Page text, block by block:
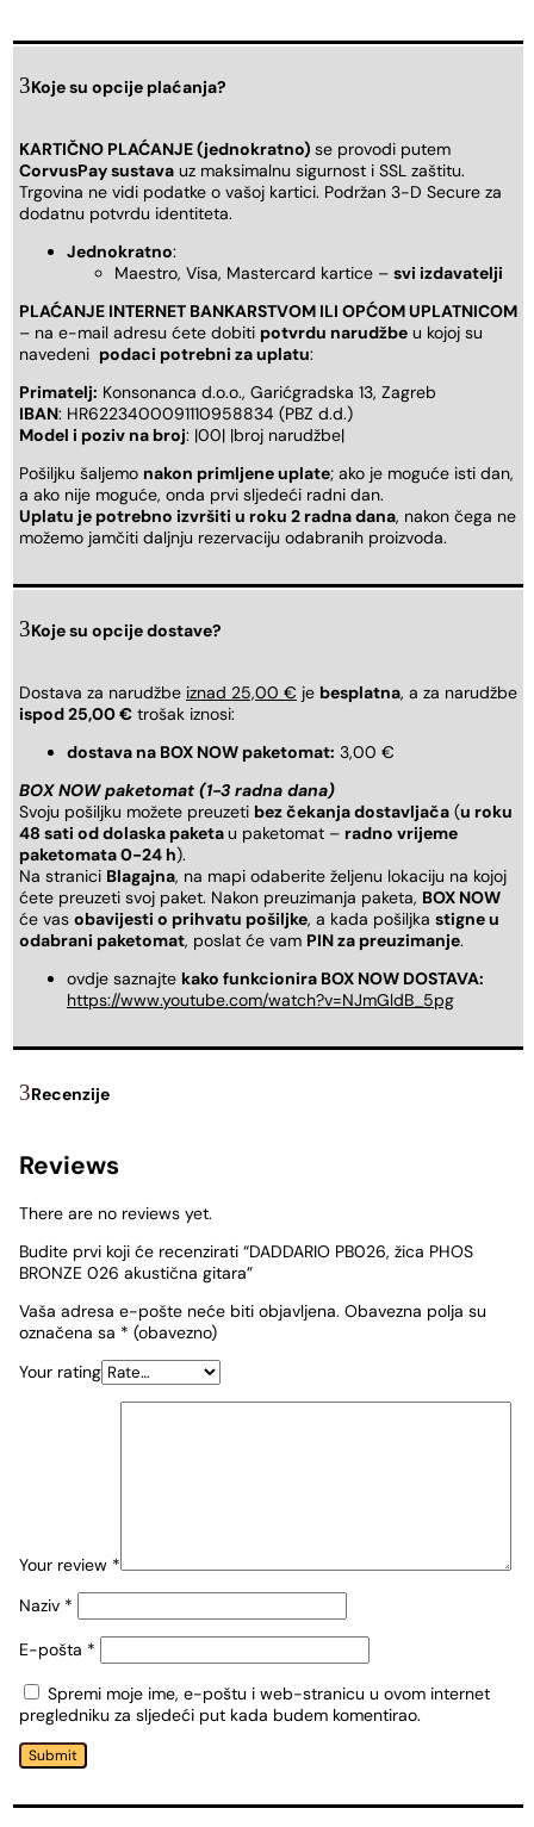
Koje su opcije plaćanja?
KARTIČNO PLAĆANJE (jednokratno) se provodi putem
CorvusPay sustava uz maksimalnu sigurnost i SSL zaštitu.
Trgovina ne vidi podatke o vašoj kartici. Podržan 3-D Secure za
dodatnu potvrdu identiteta.
Jednokratno:
Maestro, Visa, Mastercard kartice – svi izdavatelji
PLAĆANJE INTERNET BANKARSTVOM ILI OPĆOM UPLATNICOM
– na e-mail adresu ćete dobiti potvrdu narudžbe u kojoj su
navedeni podaci potrebni za uplatu:
Primatelj: Konsonanca d.o.o., Garićgradska 13, Zagreb
IBAN: HR6223400091110958834 (PBZ d.d.)
Model i poziv na broj: |00| |broj narudžbe|
Pošiljku šaljemo nakon primljene uplate; ako je moguće isti dan,
a ako nije moguće, onda prvi sljedeći radni dan.
Uplatu je potrebno izvršiti u roku 2 radna dana, nakon čega ne
možemo jamčiti daljnju rezervaciju odabranih proizvoda.
Koje su opcije dostave?
Dostava za narudžbe iznad 25,00 € je besplatna, a za narudžbe
ispod 25,00 € trošak iznosi:
dostava na BOX NOW paketomat: 3,00 €
BOX NOW paketomat (1-3 radna dana)
Svoju pošiljku možete preuzeti bez čekanja dostavljača (u roku
48 sati od dolaska paketau paketomat – radno vrijeme
paketomata 0-24 h).
Na stranici Blagajna, na mapi odaberite željenu lokaciju na kojoj
ćete preuzeti svoj paket. Nakon preuzimanja paketa, BOX NOW
će vas obavijesti o prihvatu pošiljke, a kada pošiljka stigne u
odabrani paketomat, poslat će vam PIN za preuzimanje.
ovdje saznajte kako funkcionira BOX NOW DOSTAVA:
https://www.youtube.com/watch?v=NJmGldB_5pg
Recenzije
Reviews
There are no reviews yet.
Budite prvi koji će recenzirati “DADDARIO PB026, žica PHOS
BRONZE 026 akustična gitara”
Vaša adresa e-pošte neće biti objavljena. Obavezna polja su
označena sa * (obavezno)
Your rating
Your review *
Naziv *
E-pošta *
Spremi moje ime, e-poštu i web-stranicu u ovom internet
pregledniku za sljedeći put kada budem komentirao.
Submit